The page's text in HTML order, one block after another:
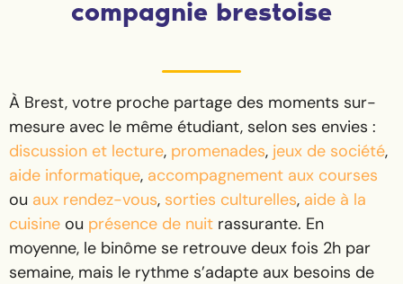
compagnie brestoise
À Brest, votre proche partage des moments sur-
mesure avec le même étudiant, selon ses envies :
discussion et lecture, promenades, jeux de société,
aide informatique, accompagnement aux courses
ou aux rendez-vous, sorties culturelles, aide à la
cuisine ou présence de nuit rassurante. En
moyenne, le binôme se retrouve deux fois 2h par
semaine, mais le rythme s’adapte aux besoins de